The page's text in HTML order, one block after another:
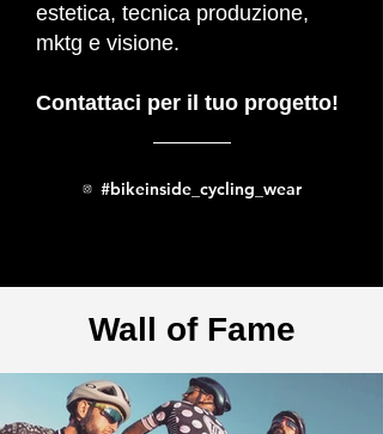
estetica, tecnica produzione,
mktg e visione.
Contattaci per il tuo progetto!
#bikeinside_cycling_wear
Wall of Fame